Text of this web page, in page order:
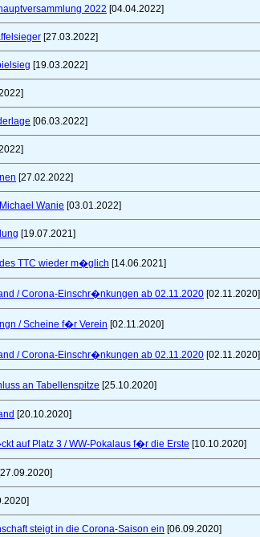
2022 [04.04.2022]
[27.03.2022]
[19.03.2022]
[06.03.2022]
[27.02.2022]
Wanie [03.01.2022]
[19.07.2021]
TTC wieder m�glich [14.06.2021]
/ Corona-Einschr�nkungen ab 02.11.2020 [02.11.2020]
/ Scheine f�r Verein [02.11.2020]
/ Corona-Einschr�nkungen ab 02.11.2020 [02.11.2020]
an Tabellenspitze [25.10.2020]
[20.10.2020]
auf Platz 3 / WW-Pokalaus f�r die Erste [10.10.2020]
steigt in die Corona-Saison ein [06.09.2020]